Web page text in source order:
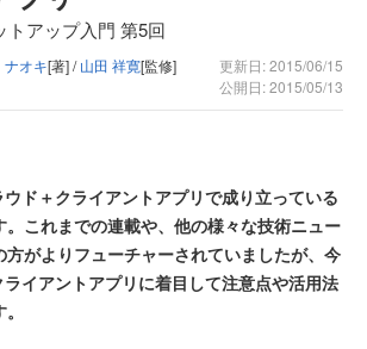
トアップ入門 第5回
オキ[著] /山田 祥寛[監修]
更新日: 2015/06/15
公開日: 2015/05/13
ド＋クライアントアプリで成り立っている
。これまでの連載や、他の様々な技術ニュー
方がよりフューチャーされていましたが、今
イアントアプリに着目して注意点や活用法